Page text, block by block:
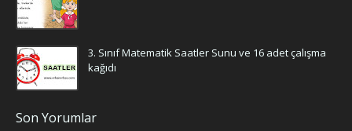
3. Sınıf Matematik Saatler Sunu ve 16 adet çalışma
kağıdı
Son Yorumlar